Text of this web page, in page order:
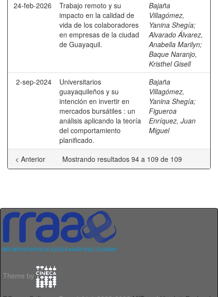
24-feb-2026
Trabajo remoto y su
impacto en la calidad de
vida de los colaboradores
en empresas de la ciudad
de Guayaquil.
Bajaña
Villagómez,
Yanina Shegía;
Alvarado Álvarez,
Anabella Marilyn;
Baque Naranjo,
Kristhel Gisell
2-sep-2024
Universitarios
guayaquileños y su
intención en invertir en
mercados bursátiles : un
análisis aplicando la teoría
del comportamiento
planificado.
Bajaña
Villagómez,
Yanina Shegía;
Figueroa
Enríquez, Juan
Miguel
Mostrando resultados 94 a 109 de 109
< Anterior
Theme by